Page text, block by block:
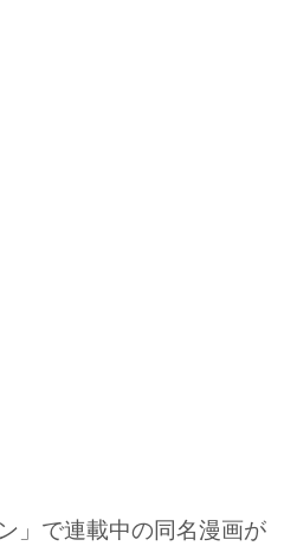
」で連載中の同名漫画が